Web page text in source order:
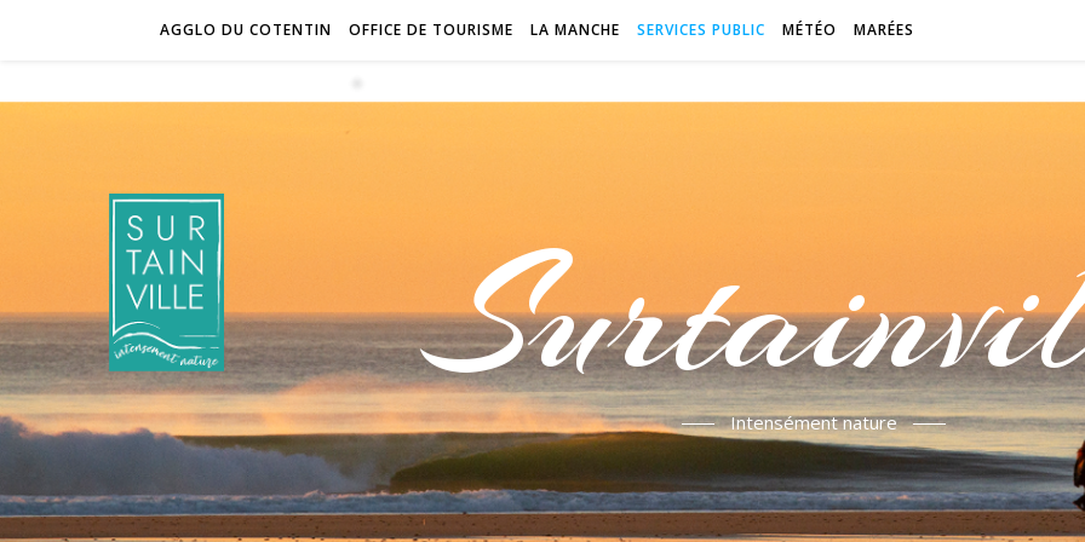
AGGLO DU COTENTIN OFFICE DE TOURISME LA MANCHE SERVICES PUBLIC MÉTÉO MARÉES
Intensément nature